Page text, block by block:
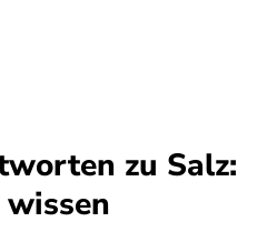
zu Salz: